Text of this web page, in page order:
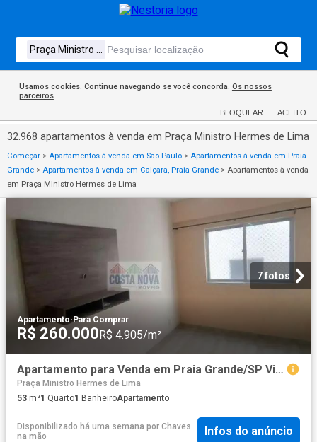
Usamos cookies. Continue navegando se você concorda. Os nossos
parceiros
BLOQUEAR ACEITO
32.968 apartamentos à venda em Praça Ministro Hermes de Lima
Começar > Apartamentos à venda em São Paulo > Apartamentos à venda em Praia
Grande > Apartamentos à venda em Caiçara, Praia Grande > Apartamentos à venda
em Praça Ministro Hermes de Lima
7 fotos
Apartamento·Para Comprar
R$ 260.000R$ 4.905/m²
Apartamento para Venda em Praia Grande/SP Vila Caiçara 1 Quartos
Praça Ministro Hermes de Lima
53 m²1 Quarto1 BanheiroApartamento
Disponibilizado há uma semana por Chaves
na mão
Infos do anúncio